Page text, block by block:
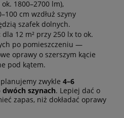
1800–2700 lm),
cm wzdłuż szyny
szafek dolnych.
dla 12 m² przy 250 lx to ok.
po pomieszczeniu —
oprawy o szerszym kącie
pod kątem.
zwykle 4–6
szynach. Lepiej dać o
zapas, niż dokładać oprawy